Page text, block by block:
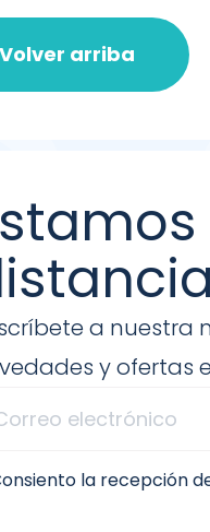
Volver arriba
a nuestra
y ofertas
la recepción